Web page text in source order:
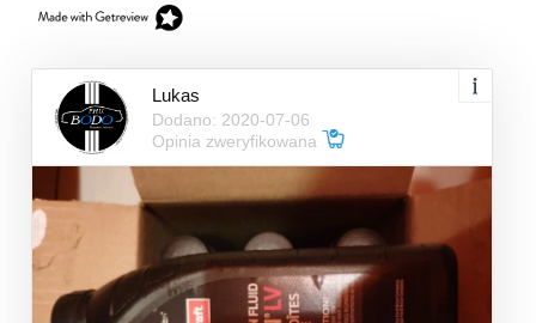
Lukas
Dodano: 2020-07-06
Opinia zweryfikowana